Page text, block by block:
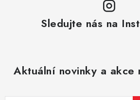
Sledujte nás na
Aktuální novinky a akce